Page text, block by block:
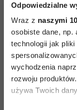
Odpowiedzialne
Wraz z naszymi
osobiste dane, np.
technologii jak
wychodzenia
rozwoju
używa Twoich
smaku
Edamskiego
czosnkowego ▪
migdałów
Przygotuj ciasto
tarce o grubych
jajka. Zagnieć